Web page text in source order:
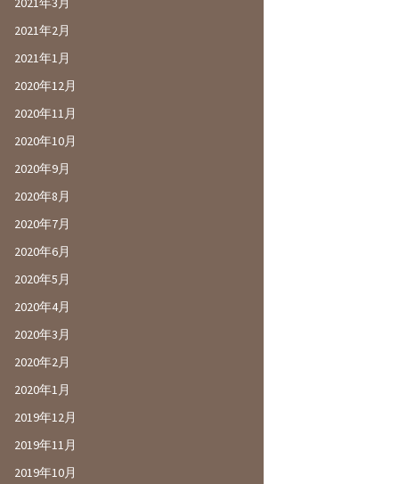
2021年2月
2021年1月
2020年12月
2020年11月
2020年10月
2020年9月
2020年8月
2020年7月
2020年6月
2020年5月
2020年4月
2020年3月
2020年2月
2020年1月
2019年12月
2019年11月
2019年10月